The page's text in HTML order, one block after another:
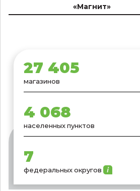
«Магнит»
27 405
магазинов
4 068
населенных пунктов
7
федеральныхокругов